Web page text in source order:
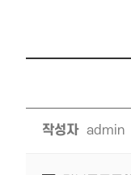
작성자 admin